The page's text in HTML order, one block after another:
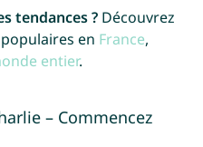
tendances ?Découvrez
en France,
entier.
– Commencez